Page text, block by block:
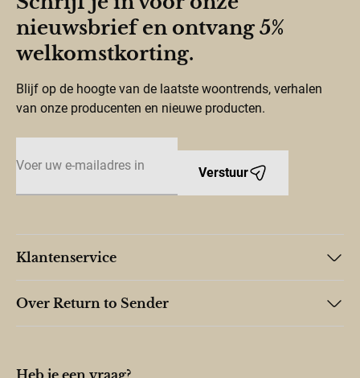
nieuwsbrief en ontvang 5%
welkomstkorting.
Blijf op de hoogte van de laatste woontrends, verhalen
van onze producenten en nieuwe producten.
Verstuur
Klantenservice
Over Return to Sender
Heb je een vraag?